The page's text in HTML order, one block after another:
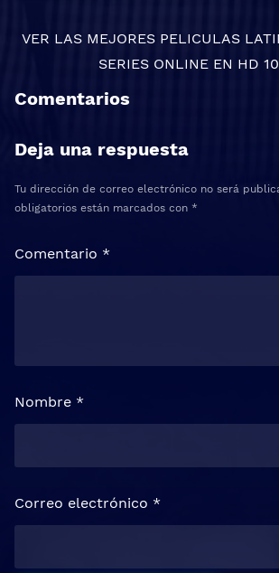
VER LAS MEJORES PELICULAS
SERIES ONLINE EN HD
Comentarios
Deja una respuesta
Tu dirección de correo electrónico no será
obligatorios están marcados con *
Comentario *
Nombre *
Correo electrónico *